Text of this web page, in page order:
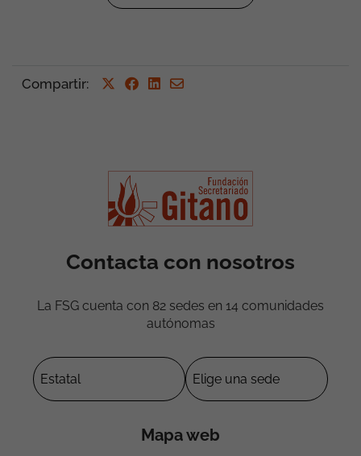
Compartir:
Contacta con nosotros
La FSG cuenta con 82 sedes en 14 comunidades
autónomas
Mapa web